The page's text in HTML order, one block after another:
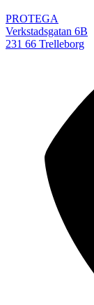
PROTEGA
Verkstadsgatan 6B
231 66 Trelleborg